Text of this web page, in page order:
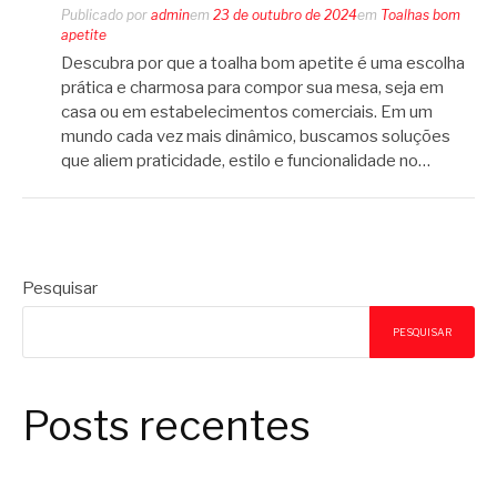
Publicado por adminem 23 de outubro de 2024em Toalhas bom
apetite
Descubra por que a toalha bom apetite é uma escolha
prática e charmosa para compor sua mesa, seja em
casa ou em estabelecimentos comerciais. Em um
mundo cada vez mais dinâmico, buscamos soluções
que aliem praticidade, estilo e funcionalidade no…
Pesquisar
PESQUISAR
Posts recentes